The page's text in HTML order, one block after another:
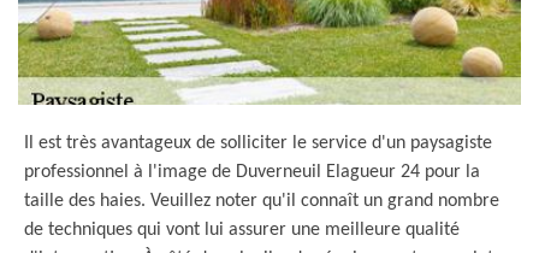
Il est très avantageux de solliciter le service d'un paysagiste
professionnel à l'image de Duverneuil Elagueur 24 pour la
taille des haies. Veuillez noter qu'il connaît un grand nombre
de techniques qui vont lui assurer une meilleure qualité